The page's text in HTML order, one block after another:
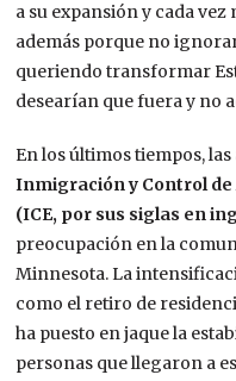
a su expansión y cada
además porque no
queriendo transformar
desearían que fuera y no
En los últimos tiempos,
Inmigración y Control de
(ICE, por sus siglas en
preocupación en la
Minnesota. La
como el retiro de
ha puesto en jaque la
personas que llegaron a